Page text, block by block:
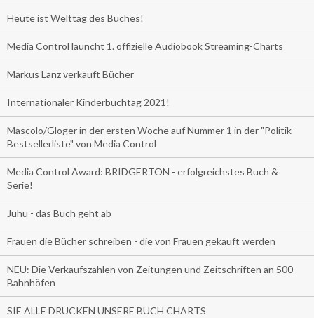
Heute ist Welttag des Buches!
Media Control launcht 1. offizielle Audiobook Streaming-Charts
Markus Lanz verkauft Bücher
Internationaler Kinderbuchtag 2021!
Mascolo/Gloger in der ersten Woche auf Nummer 1 in der "Politik-
Bestsellerliste" von Media Control
Media Control Award: BRIDGERTON - erfolgreichstes Buch &
Serie!
Juhu - das Buch geht ab
Frauen die Bücher schreiben - die von Frauen gekauft werden
NEU: Die Verkaufszahlen von Zeitungen und Zeitschriften an 500
Bahnhöfen
SIE ALLE DRUCKEN UNSERE BUCH CHARTS